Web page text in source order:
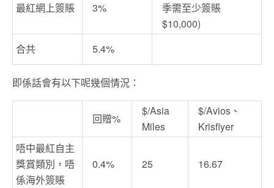
最紅網上簽賬 3%
季需至少簽賬
$10,000)
合共
5.4%
即係話會有以下呢幾個情況：
回贈%
$/Asia
Miles
$/Avios、
Krisflyer
唔中最紅自主
獎賞類別，唔
係海外簽賬
0.4% 25 16.67